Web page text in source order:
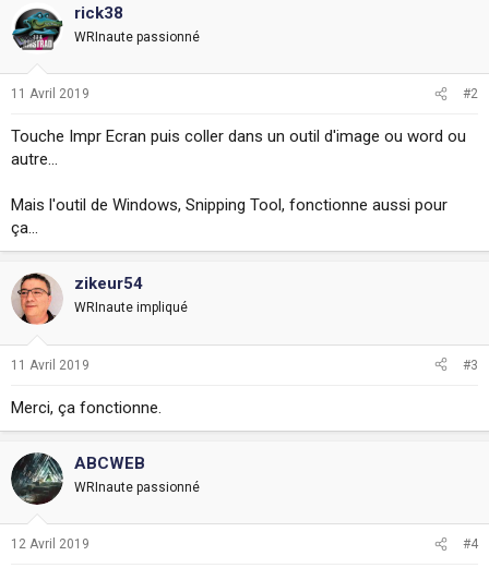
rick38
WRInaute passionné
11 Avril 2019 #2
Touche Impr Ecran puis coller dans un outil d'image ou word ou
autre...
Mais l'outil de Windows, Snipping Tool, fonctionne aussi pour
ça...
zikeur54
WRInaute impliqué
11 Avril 2019 #3
Merci, ça fonctionne.
ABCWEB
WRInaute passionné
12 Avril 2019 #4